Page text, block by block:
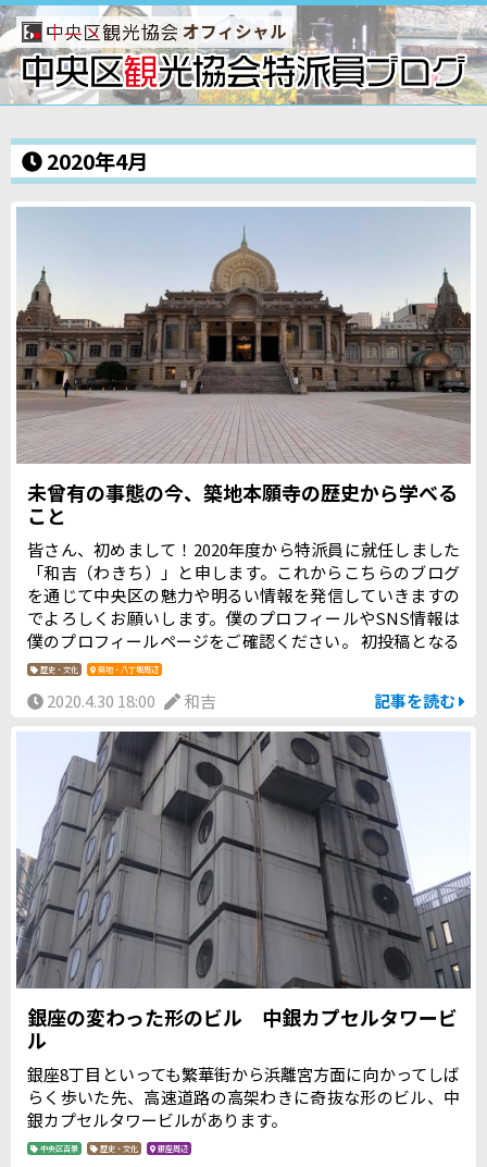
オフィシャル
2020年4月
未曾有の事態の今、築地本願寺の歴史から学べる
こと
皆さん、初めまして！2020年度から特派員に就任しました
「和吉（わきち）」と申します。これからこちらのブログ
を通じて中央区の魅力や明るい情報を発信していきますの
でよろしくお願いします。僕のプロフィールやSNS情報は
僕のプロフィールページをご確認ください。 初投稿となる
今回のテーマは「築地本願寺の歴史から学べること」。 築
本山である西本願寺の別院として、日本橋横山町エリアに
建てられました。その後「明暦の大火」という大火事によ
って焼失したため、佃島（現在の中央区佃エリア）の人々
が中心となって埋め立てた土地である築地に再建されまし
た。しかしまたしても関東大震災によって焼失してしまい
ます。その後古代インド様式の建築で再建され、日本のお
寺らしくない特徴的な外観で現在に至っています。2014年
には本堂などが国の重要文化財に指定されました！ このよ
うに、築地本願寺の歴史は、火災・震災などの災難との戦
いの歴史でもあります。どんな災難が起きても、築地本願
寺は地域住民など多くの関係者の協力によってその都度た
くましく復興・発展を遂げてきました。そして現在、新型
コロナウイルスの影響で人々の訪問やイベント開催が難し
くなっていますが、法話のWEB配信の実施などできること
を通じて人々に心の安らぎを届ける取り組みを実施されて
います！ 築地本願寺HP 現在、世界各地での新型コロナウ
イルスパンデミックという未曾有の事態となっています
が、築地本願寺が災難を乗り越えてきたように、1人1人が
できることをする・困っている時は人に頼る・お互いに頼
り合うことでこの事態を乗り越えていけると信じていま
歴史・文化 築地・八丁堀周辺
2020.4.30 18:00 和吉 記事を読む
銀座の変わった形のビル 中銀カプセルタワービ
ル
銀座8丁目といっても繁華街から浜離宮方面に向かってしば
らく歩いた先、高速道路の高架わきに奇抜な形のビル、中
銀カプセルタワービルがあります。
中央区百景 歴史・文化 銀座周辺